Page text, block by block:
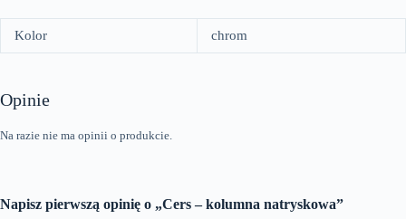
Kolor chrom
Opinie
Na razie nie ma opinii o produkcie.
Napisz pierwszą opinię o „Cers – kolumna natryskowa”